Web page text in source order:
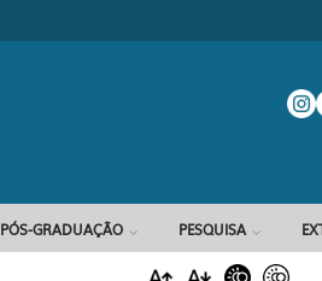
Formulário de busca
PÓS-GRADUAÇÃO PESQUISA